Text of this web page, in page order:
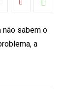
não sabem o
a